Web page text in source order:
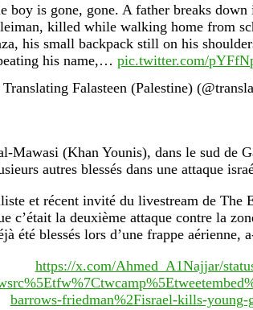
boy is gone, gone. A father breaks
killed while walking home from
his small backpack still on his
his name,… pic.twitter.com/
Falasteen (Palestine)
Mawasi (Khan Younis), dans le sud de
autres blessés dans une attaque
et récent invité du livestream de
c’était la deuxième attaque contre la
été blessés lors d’une frappe aérienne,
https://x.com/Ahmed_A1Najjar/
barrows-friedman%2Fisrael-kills-young-